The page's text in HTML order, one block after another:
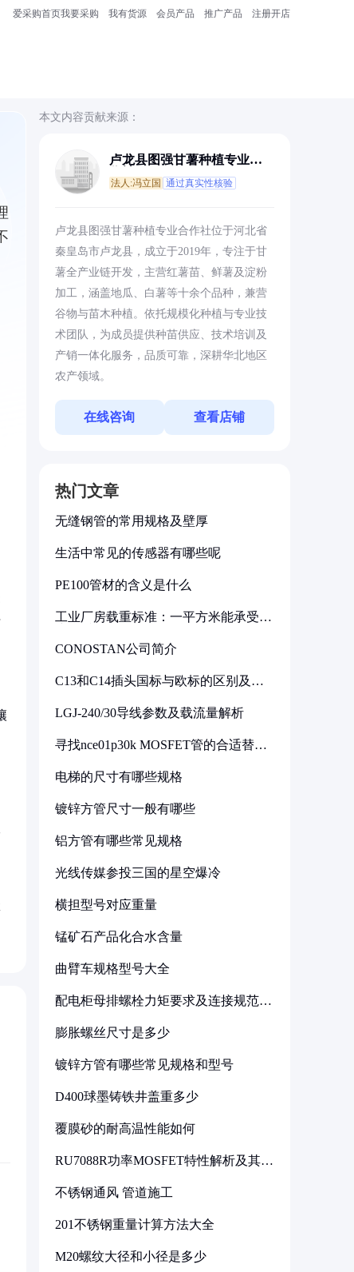
爱采购首页我要采购 我有货源 会员产品 推广产品 注册开店
本文内容贡献来源：
卢龙县图强甘薯种植专业合
法人:冯立国 通过真实性核验
卢龙县图强甘薯种植专业合作社位于河北省
秦皇岛市卢龙县，成立于2019年，专注于甘
薯全产业链开发，主营红薯苗、鲜薯及淀粉
加工，涵盖地瓜、白薯等十余个品种，兼营
谷物与苗木种植。依托规模化种植与专业技
术团队，为成员提供种苗供应、技术培训及
产销一体化服务，品质可靠，深耕华北地区
农产领域。
在线咨询 查看店铺
热门文章
无缝钢管的常用规格及壁厚
生活中常见的传感器有哪些呢
PE100管材的含义是什么
工业厂房载重标准：一平方米能承受多
CONOSTAN公司简介
C13和C14插头国标与欧标的区别及其
LGJ-240/30导线参数及载流量解析
寻找nce01p30k MOSFET管的合适替代
电梯的尺寸有哪些规格
镀锌方管尺寸一般有哪些
铝方管有哪些常见规格
光线传媒参投三国的星空爆冷
横担型号对应重量
锰矿石产品化合水含量
曲臂车规格型号大全
配电柜母排螺栓力矩要求及连接规范详
膨胀螺丝尺寸是多少
镀锌方管有哪些常见规格和型号
D400球墨铸铁井盖重多少
覆膜砂的耐高温性能如何
RU7088R功率MOSFET特性解析及其在
不锈钢通风 管道施工
201不锈钢重量计算方法大全
M20螺纹大径和小径是多少